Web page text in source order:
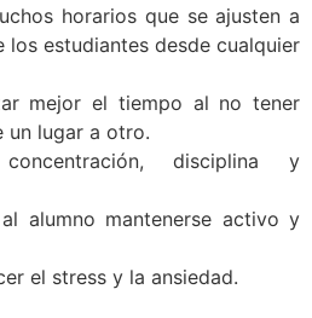
horarios que se ajusten a
los estudiantes desde cualquier
mejor el tiempo al no tener
un lugar a otro.
disciplina y
alumno mantenerse activo y
el stress y la ansiedad.